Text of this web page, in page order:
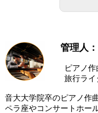
管理人
ピアノ作
旅行ライ
音大大学院卒のピアノ作
ペラ座やコンサートホー